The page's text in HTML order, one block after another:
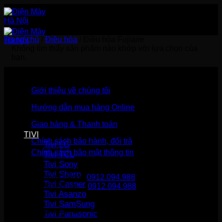
Bỏ
qua
nội
dung
TIVI
Tivi LG
Tivi TCL
Tivi Sony
Tivi Sharp
Tivi Casper
Tivi Asanzo
Tivi SamSung
Tivi Panasonic
Trang chủ Điều hòa
Giới thiệu về chúng tôi
Hướng dẫn mua hàng Online
Giao hàng & Thanh toán
Chính sách bảo hành, đổi trả
Chính sách bảo mật thông tin
Gọi mua hàng 0912.094.988
Gọi khiếu nại 0912.094.988
THÔNG TIN LIÊN HỆ